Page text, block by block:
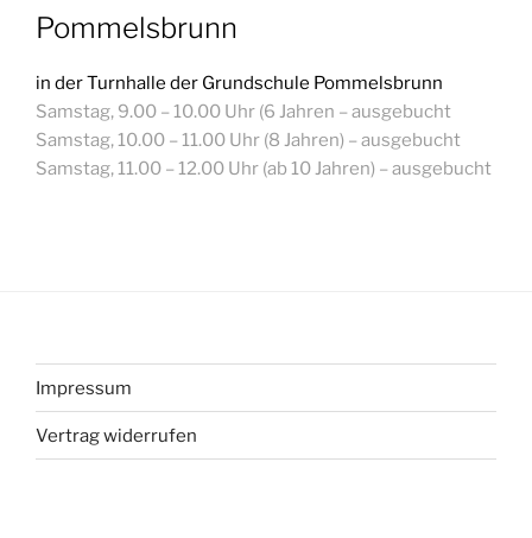
Pommelsbrunn
in der Turnhalle der Grundschule Pommelsbrunn
Samstag, 9.00 – 10.00 Uhr (6 Jahren – ausgebucht
Samstag, 10.00 – 11.00 Uhr (8 Jahren) – ausgebucht
Samstag, 11.00 – 12.00 Uhr (ab 10 Jahren) – ausgebucht
Impressum
Vertrag widerrufen